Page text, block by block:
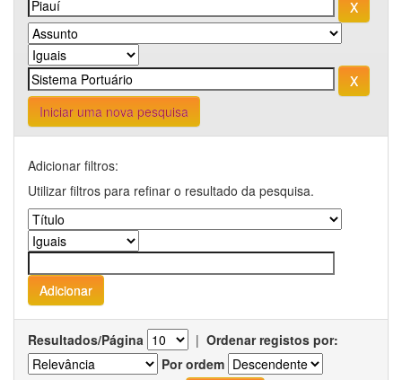
Iniciar uma nova pesquisa
Adicionar filtros:
Utilizar filtros para refinar o resultado da pesquisa.
Resultados/Página | Ordenar registos por:
Por ordem